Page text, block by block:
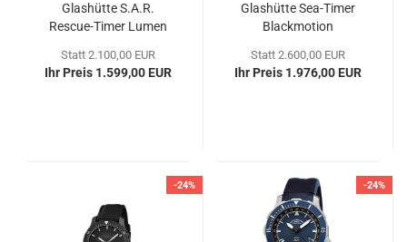
Glas­hüt­te S.A.R.
Rescue-​​Timer Lumen
Statt 2.100,00 EUR
Ihr Preis 1.599,00 EUR
Glas­hüt­te Sea-​Timer
Black­mo­ti­on
Statt 2.600,00 EUR
Ihr Preis 1.976,00 EUR
-24% -24%